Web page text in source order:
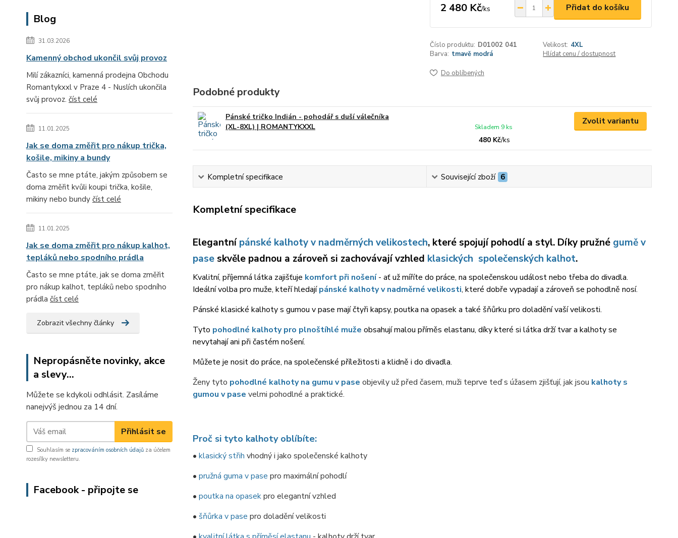
Blog
31.03.2026
Kamenný obchod ukončil svůj provoz
Milí zákazníci, kamenná prodejna Obchodu
Romantykxxl v Praze 4 - Nuslích ukončila
svůj provoz. číst celé
11.01.2025
Jak se doma změřit pro nákup trička,
košile, mikiny a bundy
Často se mne ptáte, jakým způsobem se
doma změřit kvůli koupi trička, košile,
mikiny nebo bundy číst celé
11.01.2025
Jak se doma změřit pro nákup kalhot,
tepláků nebo spodního prádla
Často se mne ptáte, jak se doma změřit
pro nákup kalhot, tepláků nebo spodního
prádla číst celé
Zobrazit všechny články
Nepropásněte novinky, akce
a slevy...
Můžete se kdykoli odhlásit. Zasíláme
nanejvýš jednou za 14 dní.
Přihlásit se
Souhlasím se zpracováním osobních údajů za účelem
rozesílky newsletteru.
Facebook - připojte se
2 480 Kč/ks Přidat do košíku
Číslo produktu: D01002 041 Velikost: 4XL
Barva: tmavě modrá Hlídat cenu / dostupnost
Do oblíbených
Podobné produkty
Pánské tričko Indián - pohodář s duší válečníka
(XL-8XL) | ROMANTYKXXL
480 Kč/ks
Skladem 9 ks
Zvolit variantu
Kompletní specifikace Související zboží 6
Kompletní specifikace
Elegantnípánské kalhoty v nadměrných velikostech, které spojují pohodlí a styl. Díky pružné gumě v
paseskvěle padnou a zároveň si zachovávají vzhled klasických společenských kalhot.
Kvalitní, příjemná látka zajišťuje komfort při nošení- ať už míříte do práce, na společenskou událost nebo třeba do divadla.
Ideální volba pro muže, kteří hledajípánské kalhoty v nadměrné velikosti, které dobře vypadají a zároveň se pohodlně nosí.
Pánské klasické kalhoty s gumou v pase mají čtyři kapsy, poutka na opasek a také šňůrku pro doladění vaší velikosti.
Tyto pohodlné kalhoty pro plnoštíhlé muže obsahují malou příměs elastanu, díky které si látka drží tvar a kalhoty se
nevytahají ani při častém nošení.
Můžete je nosit do práce, na společenské příležitosti a klidně i do divadla.
Ženy tyto pohodlné kalhoty na gumu v pase objevily už před časem, muži teprve teď s úžasem zjišťují, jak jsou kalhoty s
gumou v pase velmi pohodlné a praktické.
Proč si tyto kalhoty oblíbíte:
• klasický střih vhodný i jako společenské kalhoty
• pružná guma v pase pro maximální pohodlí
• poutka na opasekpro elegantní vzhled
• šňůrka v pase pro doladění velikosti